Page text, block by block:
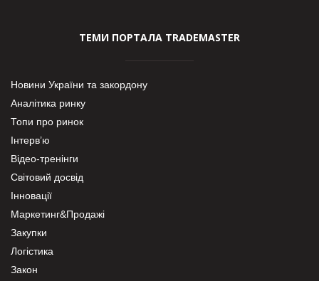
ТЕМИ ПОРТАЛА TRADEMASTER
Новини України та закордону
Аналітика ринку
Топи про ринок
Інтерв’ю
Відео-тренінги
Світовий досвід
Інновації
Маркетинг&Продажі
Закупки
Логістика
Закон